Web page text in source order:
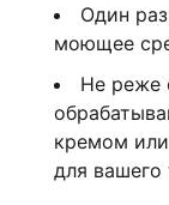
Один
моющее
Не реже
кремом
для